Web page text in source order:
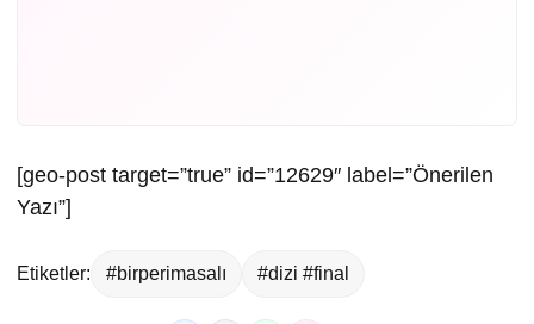
[geo-post target=”true” id=”12629″ label=”Önerilen
Yazı”]
Etiketler: #birperimasalı #dizi #final